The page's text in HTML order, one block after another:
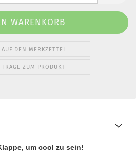
AUF DEN MERKZETTEL
FRAGE ZUM PRODUKT
um cool zu sein!